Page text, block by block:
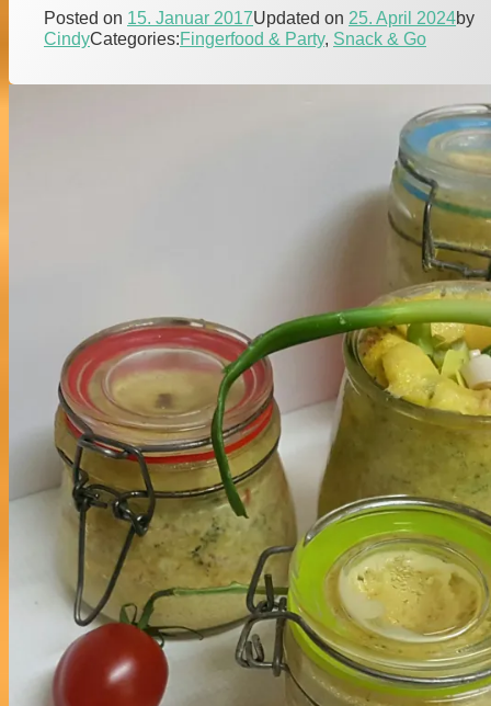
Posted on 15. Januar 2017Updated on 25. April 2024by
CindyCategories:Fingerfood & Party, Snack & Go